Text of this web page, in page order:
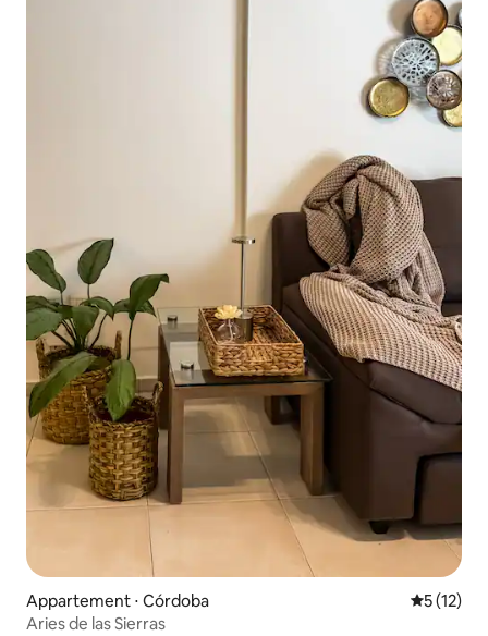
Appartement ⋅ Córdoba
5 (12)
Aries de las Sierras